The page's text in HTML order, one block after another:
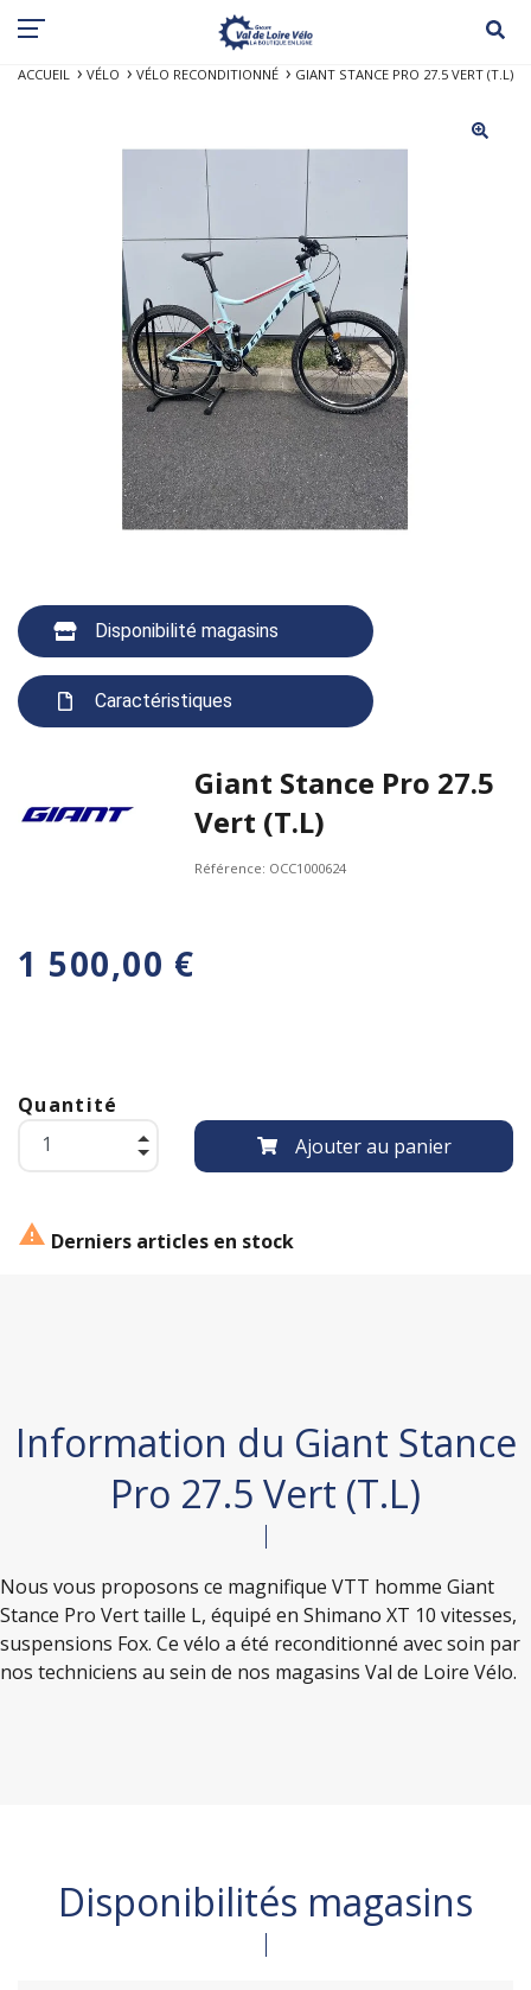
ACCUEIL VÉLO VÉLO RECONDITIONNÉ GIANT STANCE PRO 27.5 VERT (T.L)
Disponibilité magasins
Caractéristiques
Giant Stance Pro 27.5
Vert (T.L)
Référence: OCC1000624
1 500,00 €
Quantité
Ajouter au panier
 Derniers articles en stock
Information du Giant Stance
Pro 27.5 Vert (T.L)
Nous vous proposons ce magnifique VTT homme Giant
Stance Pro Vert taille L, équipé en Shimano XT 10 vitesses,
suspensions Fox. Ce vélo a été reconditionné avec soin par
nos techniciens au sein de nos magasins Val de Loire Vélo.
Disponibilités magasins